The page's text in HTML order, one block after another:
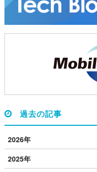
過去の記事
2026年
2025年